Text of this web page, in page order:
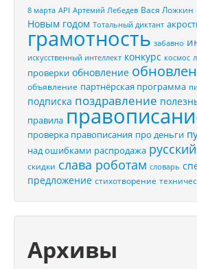
8 марта API Артемий Лебедев Вася Ложкин
Новым годом Тотальный диктант
грамотность забавно
искусственный интеллект конкурс космос
проверки обновление
объявление партнёрская программа
подписка поздравление
правила
проверка правописания про деньги
над ошибками распродажа
скидки слава роботам словарь
предложение стихотворение
Архивы